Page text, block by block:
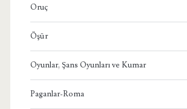
Oruç
Öşür
Oyunlar, Şans Oyunları ve Kumar
Paganlar-Roma